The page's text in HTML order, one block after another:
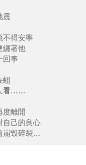
震
不得安寧
纏著他
回事
蛆
看……
度離開
自己的良心
崩毀碎裂…